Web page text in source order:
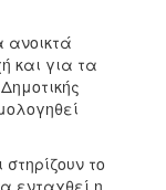
ανοικτά
και για τα
το
ενταχθεί η